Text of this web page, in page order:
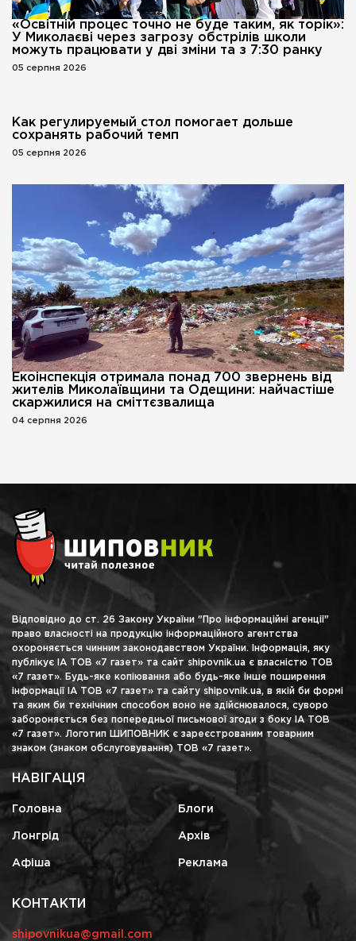
«Освітній процес точно не буде таким, як торік»:
У Миколаєві через загрозу обстрілів школи
можуть працювати у дві зміни та з 7:30 ранку
05 серпня 2026
Как регулируемый стол помогает дольше
сохранять рабочий темп
05 серпня 2026
Екоінспекція отримала понад 700 звернень від
жителів Миколаївщини та Одещини: найчастіше
скаржилися на сміттєзвалища
04 серпня 2026
Відповідно до ст. 26 Закону України "Про інформаційні агенції"
право власності на продукцію інформаційного агентства
охороняється чинним законодавством України. Інформація, яку
публікує ІА ТОВ «7 газет» та сайт shipovnik.ua є власністю ТОВ
«7 газет». Будь-яке копіювання або будь-яке інше поширення
інформації ІА ТОВ «7 газет» та сайту shipovnik.ua, в якій би формі
та яким би технічним способом воно не здійснювалося, суворо
забороняється без попередньої письмової згоди з боку ІА ТОВ
«7 газет». Логотип ШИПОВНИК є зареєстрованим товарним
знаком (знаком обслуговування) ТОВ «7 газет».
НАВІГАЦІЯ
Головна Блоги
Лонгрід Архів
Афіша Реклама
КОНТАКТИ
shipovnikua@gmail.com